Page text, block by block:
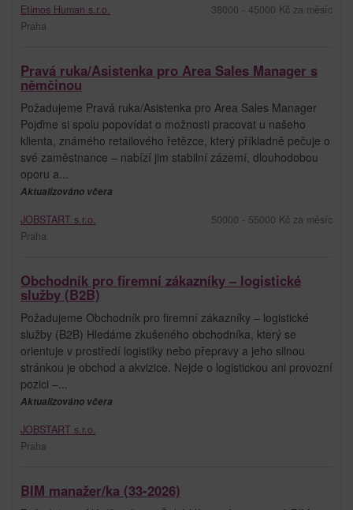
Etimos Human s.r.o.
Praha
38000 - 45000 Kč za měsíc
Pravá ruka/Asistenka pro Area Sales Manager s
němčinou
Požadujeme Pravá ruka/Asistenka pro Area Sales Manager
Pojďme si spolu popovídat o možnosti pracovat u našeho
klienta, známého retailového řetězce, který příkladně pečuje o
své zaměstnance – nabízí jim stabilní zázemí, dlouhodobou
oporu a...
Aktualizováno včera
JOBSTART s.r.o.
Praha
50000 - 55000 Kč za měsíc
Obchodník pro firemní zákazníky – logistické
služby (B2B)
Požadujeme Obchodník pro firemní zákazníky – logistické
služby (B2B) Hledáme zkušeného obchodníka, který se
orientuje v prostředí logistiky nebo přepravy a jeho silnou
stránkou je obchod a akvizice. Nejde o logistickou ani provozní
pozici –...
Aktualizováno včera
JOBSTART s.r.o.
Praha
BIM manažer/ka (33-2026)